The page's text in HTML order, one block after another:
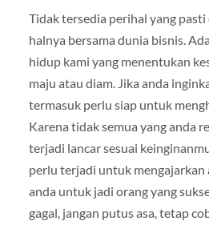
Tidak tersedia perihal yang pasti
halnya bersama dunia bisnis.
hidup kami yang menentukan
maju atau diam. Jika anda
termasuk perlu siap untuk
Karena tidak semua yang anda
terjadi lancar sesuai
perlu terjadi untuk mengajarkan
anda untuk jadi orang yang
gagal, jangan putus asa, tetap